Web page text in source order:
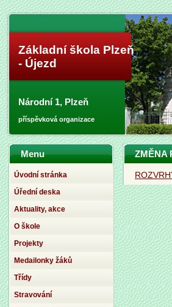
Základní škola Plzeň
- Újezd
Národní 1, Plzeň
příspěvková organizace
ZMĚNA
Menu
Úvodní stránka
Úřední deska
Aktuality, akce
O škole
Projekty
Medailonky žáků
Třídy
Stravování